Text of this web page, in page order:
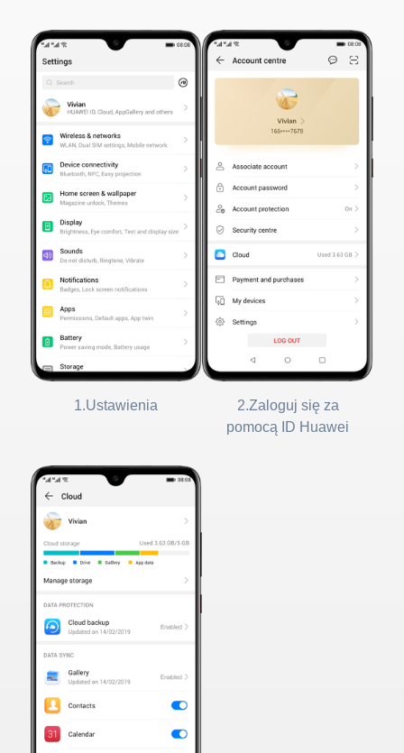
1.Ustawienia
2.Zaloguj się za
pomocą ID Huawei